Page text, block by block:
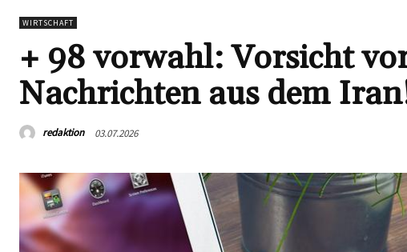
WIRTSCHAFT
+ 98 vorwahl: Vorsicht
Nachrichten aus dem
redaktion 03.07.2026